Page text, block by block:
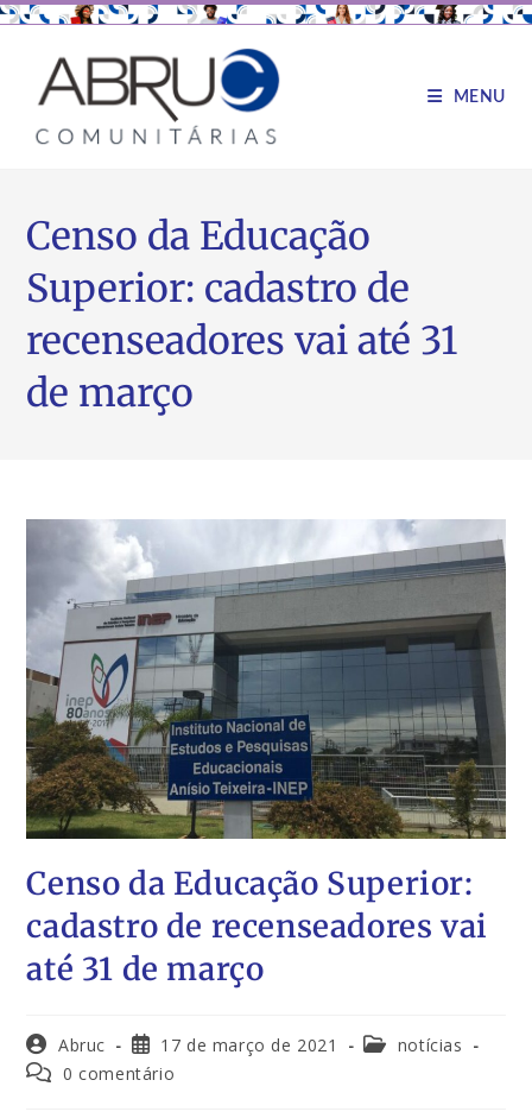
MENU
Censo da Educação
Superior: cadastro de
recenseadores vai até 31
de março
Censo da Educação Superior:
cadastro de recenseadores vai
até 31 de março
Abruc 17 de março de 2021
notícias
0 comentário